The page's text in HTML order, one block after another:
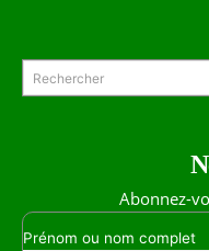
Rechercher
Abonnez-
Prénom ou nom complet